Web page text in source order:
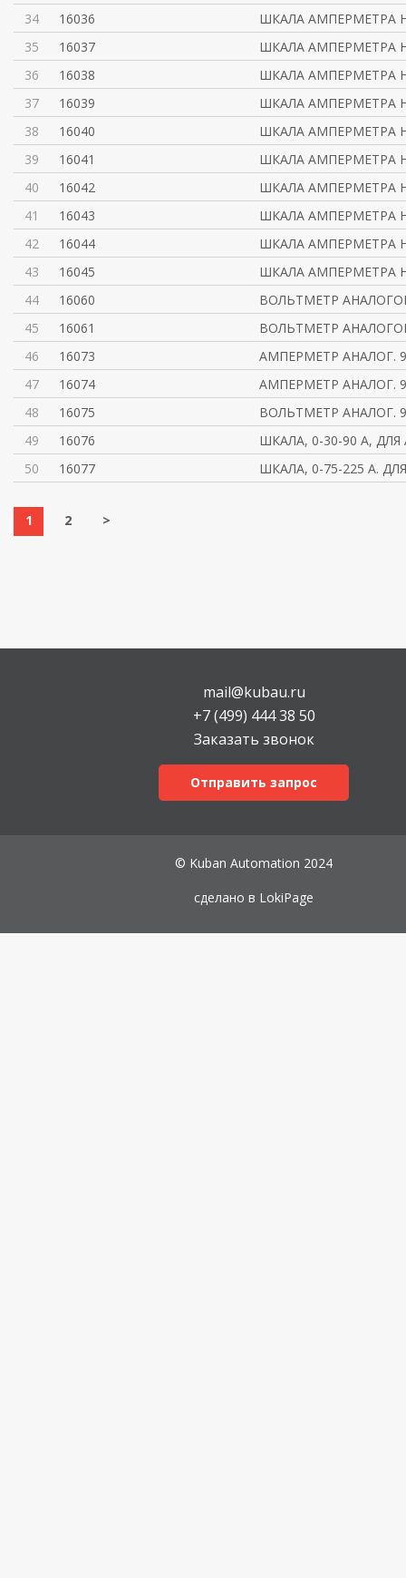
34
16036
ШКАЛА АМПЕРМЕТРА
35
16037
ШКАЛА АМПЕРМЕТРА
36
16038
ШКАЛА АМПЕРМЕТРА
37
16039
ШКАЛА АМПЕРМЕТРА
38
16040
ШКАЛА АМПЕРМЕТРА
39
16041
ШКАЛА АМПЕРМЕТРА
40
16042
ШКАЛА АМПЕРМЕТРА
41
16043
ШКАЛА АМПЕРМЕТРА
42
16044
ШКАЛА АМПЕРМЕТРА
43
16045
ШКАЛА АМПЕРМЕТРА
44
16060
ВОЛЬТМЕТР
45
16061
ВОЛЬТМЕТР
46
16073
АМПЕРМЕТР АНАЛОГ.
47
16074
АМПЕРМЕТР АНАЛОГ.
48
16075
ВОЛЬТМЕТР АНАЛОГ.
49
16076
ШКАЛА, 0-30-90 A,
50
16077 ШКАЛА, 0-75-225 A.
1 2 >
mail@kubau.ru
+7 (499) 444 38 50
Заказать звонок
Отправить запрос
© Kuban Automation 2024
сделано в LokiPage